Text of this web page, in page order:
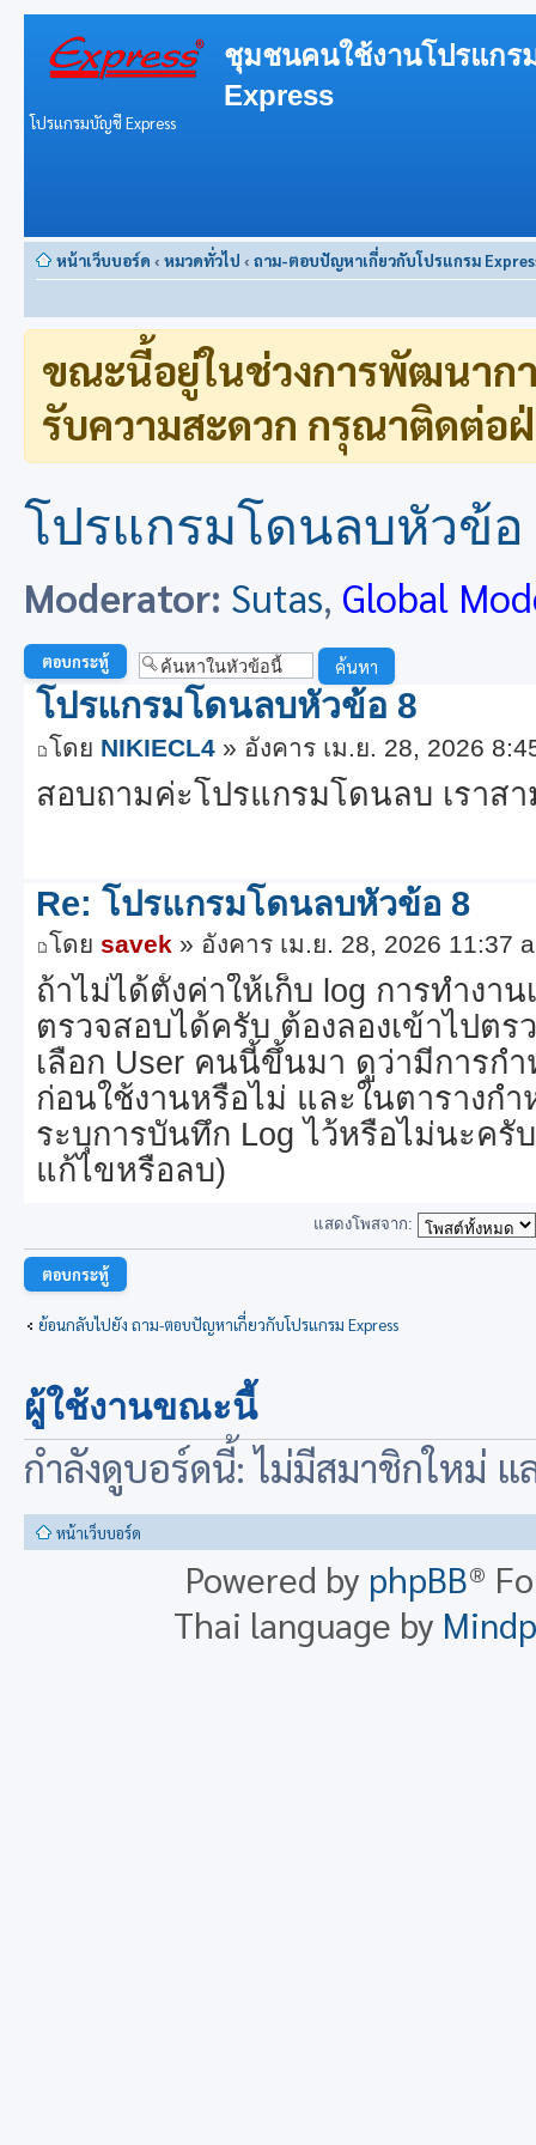
ชุมชนคนใช้งานโปรแก
Express
โปรแกรมบัญชี Express
หน้าเว็บบอร์ด ‹ หมวดทั่วไป ‹ ถาม-ตอบปัญหาเกี่ยวกับโปรแกรม
ขณะนี้อยู่ในช่วงการพัฒนาก
รับความสะดวก กรุณาติดต่อ
โปรแกรมโดนลบหัวข้อ
Moderator: Sutas, Global
ตอบกระทู้
โปรแกรมโดนลบหัวข้อ 8
โดย NIKIECL4 » อังคาร เม.ย. 28, 2026
สอบถามค่ะโปรแกรมโดนลบ เราส
Re: โปรแกรมโดนลบหัวข้อ 8
โดย savek » อังคาร เม.ย. 28, 2026 11:37
ถ้าไม่ได้ตั้งค่าให้เก็บ log การทำงา
ตรวจสอบได้ครับ ต้องลองเข้าไปต
เลือก User คนนี้ขึ้นมา ดูว่ามีการก
ก่อนใช้งานหรือไม่ และในตารางก
ระบุการบันทึก Log ไว้หรือไม่นะครั
แก้ไขหรือลบ)
แสดงโพสจาก:
ตอบกระทู้
ย้อนกลับไปยัง ถาม-ตอบปัญหาเกี่ยวกับโปรแกรม Express
ผู้ใช้งานขณะนี้
กำลังดูบอร์ดนี้: ไม่มีสมาชิกใหม่
หน้าเว็บบอร์ด
Powered by phpBB®
Thai language by